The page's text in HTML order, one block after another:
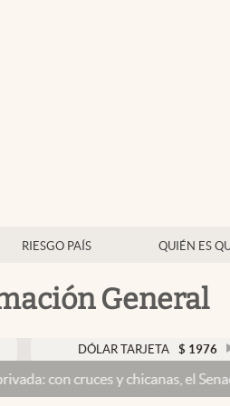
RIESGO PAÍS QUIÉN ES
General
DÓLAR TARJETA $ 1976 0.00%
y chicanas, el Senado discute el